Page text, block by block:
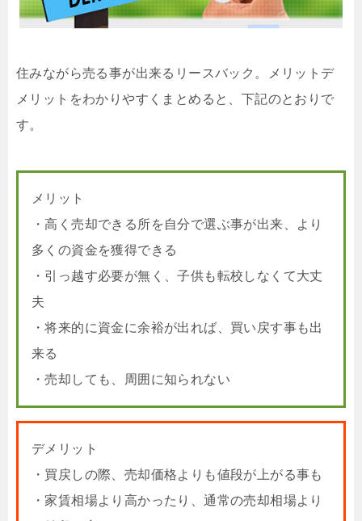
住みながら売る事が出来るリースバック。メリットデ
メリットをわかりやすくまとめると、下記のとおりで
す。
メリット
・高く売却できる所を自分で選ぶ事が出来、より
多くの資金を獲得できる
・引っ越す必要が無く、子供も転校しなくて大丈
夫
・将来的に資金に余裕が出れば、買い戻す事も出
来る
・売却しても、周囲に知られない
デメリット
・買戻しの際、売却価格よりも値段が上がる事も
・家賃相場より高かったり、通常の売却相場より